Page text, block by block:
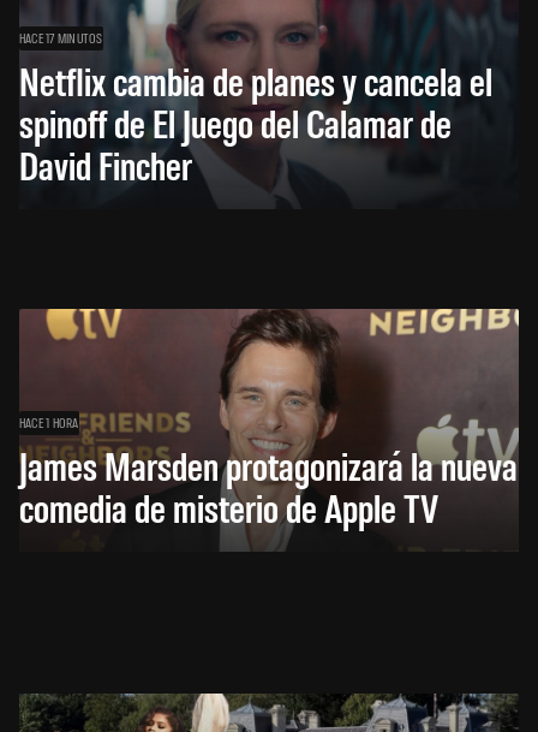
HACE 17 MINUTOS
Netflix cambia de planes y cancela el
spinoff de El Juego del Calamar de
David Fincher
HACE 1 HORA
James Marsden protagonizará la nueva
comedia de misterio de Apple TV